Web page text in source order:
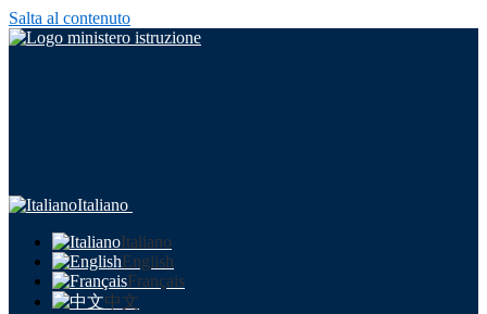
Salta al contenuto
Italiano
Italiano
English
Français
中文